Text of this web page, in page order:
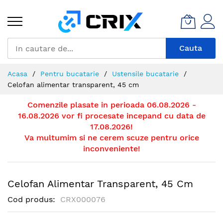
Continut
Cauta
Acasa Pentru bucatarie
Ustensile bucatarie
Celofan alimentar transparent, 45 cm
Comenzile plasate in perioada 06.08.2026 -
16.08.2026 vor fi procesate incepand cu data de
17.08.2026!
Va multumim si ne cerem scuze pentru orice
inconveniente!
Celofan Alimentar Transparent, 45 Cm
Cod produs CRX000076